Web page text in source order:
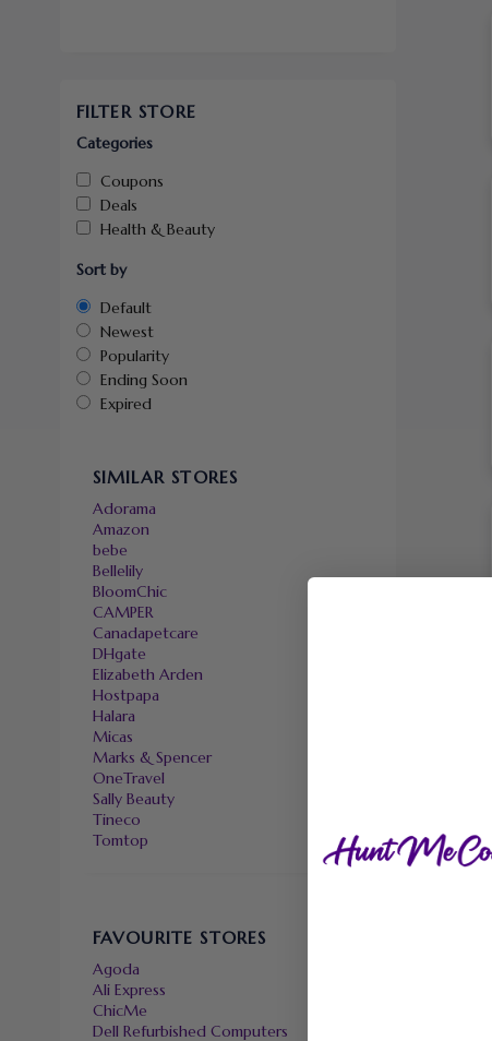
FILTER STORE
Categories
Coupons
Deals
Health & Beauty
Sort by
Default
Newest
Popularity
Ending Soon
Expired
SIMILAR STORES
Adorama
Amazon
bebe
Bellelily
BloomChic
CAMPER
Canadapetcare
DHgate
Elizabeth Arden
Hostpapa
Halara
Micas
Marks & Spencer
OneTravel
Sally Beauty
Tineco
Tomtop
FAVOURITE STORES
Agoda
Ali Express
ChicMe
Dell Refurbished Computers